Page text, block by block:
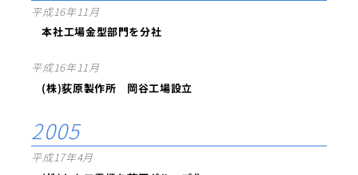
平成16年11月
本社工場金型部門を分社
平成16年11月
(株)荻原製作所 岡谷工場設立
2005
平成17年4月